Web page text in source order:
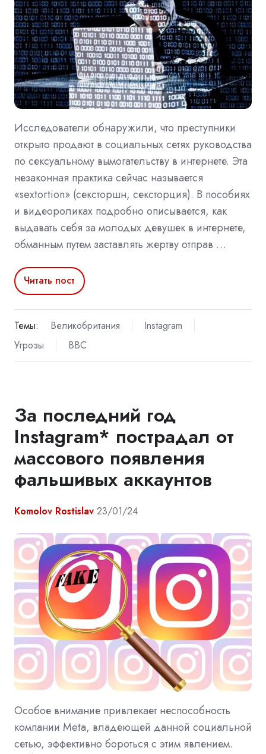
Исследователи обнаружили, что преступники
открыто продают в социальных сетях руководства
по сексуальному вымогательству в интернете. Эта
незаконная практика сейчас называется
«sextortion» (сексторшн, сексторция). В пособиях
и видеороликах подробно описывается, как
выдавать себя за молодых девушек в интернете,
обманным путем заставлять жертву отправ …
Читать пост
Темы: Великобритания
Instagram
Угрозы
BBC
За последний год
Instagram* пострадал от
массового появления
фальшивых аккаунтов
Komolov Rostislav 23/01/24
Особое внимание привлекает неспособность
компании Meta, владеющей данной социальной
сетью, эффективно бороться с этим явлением.